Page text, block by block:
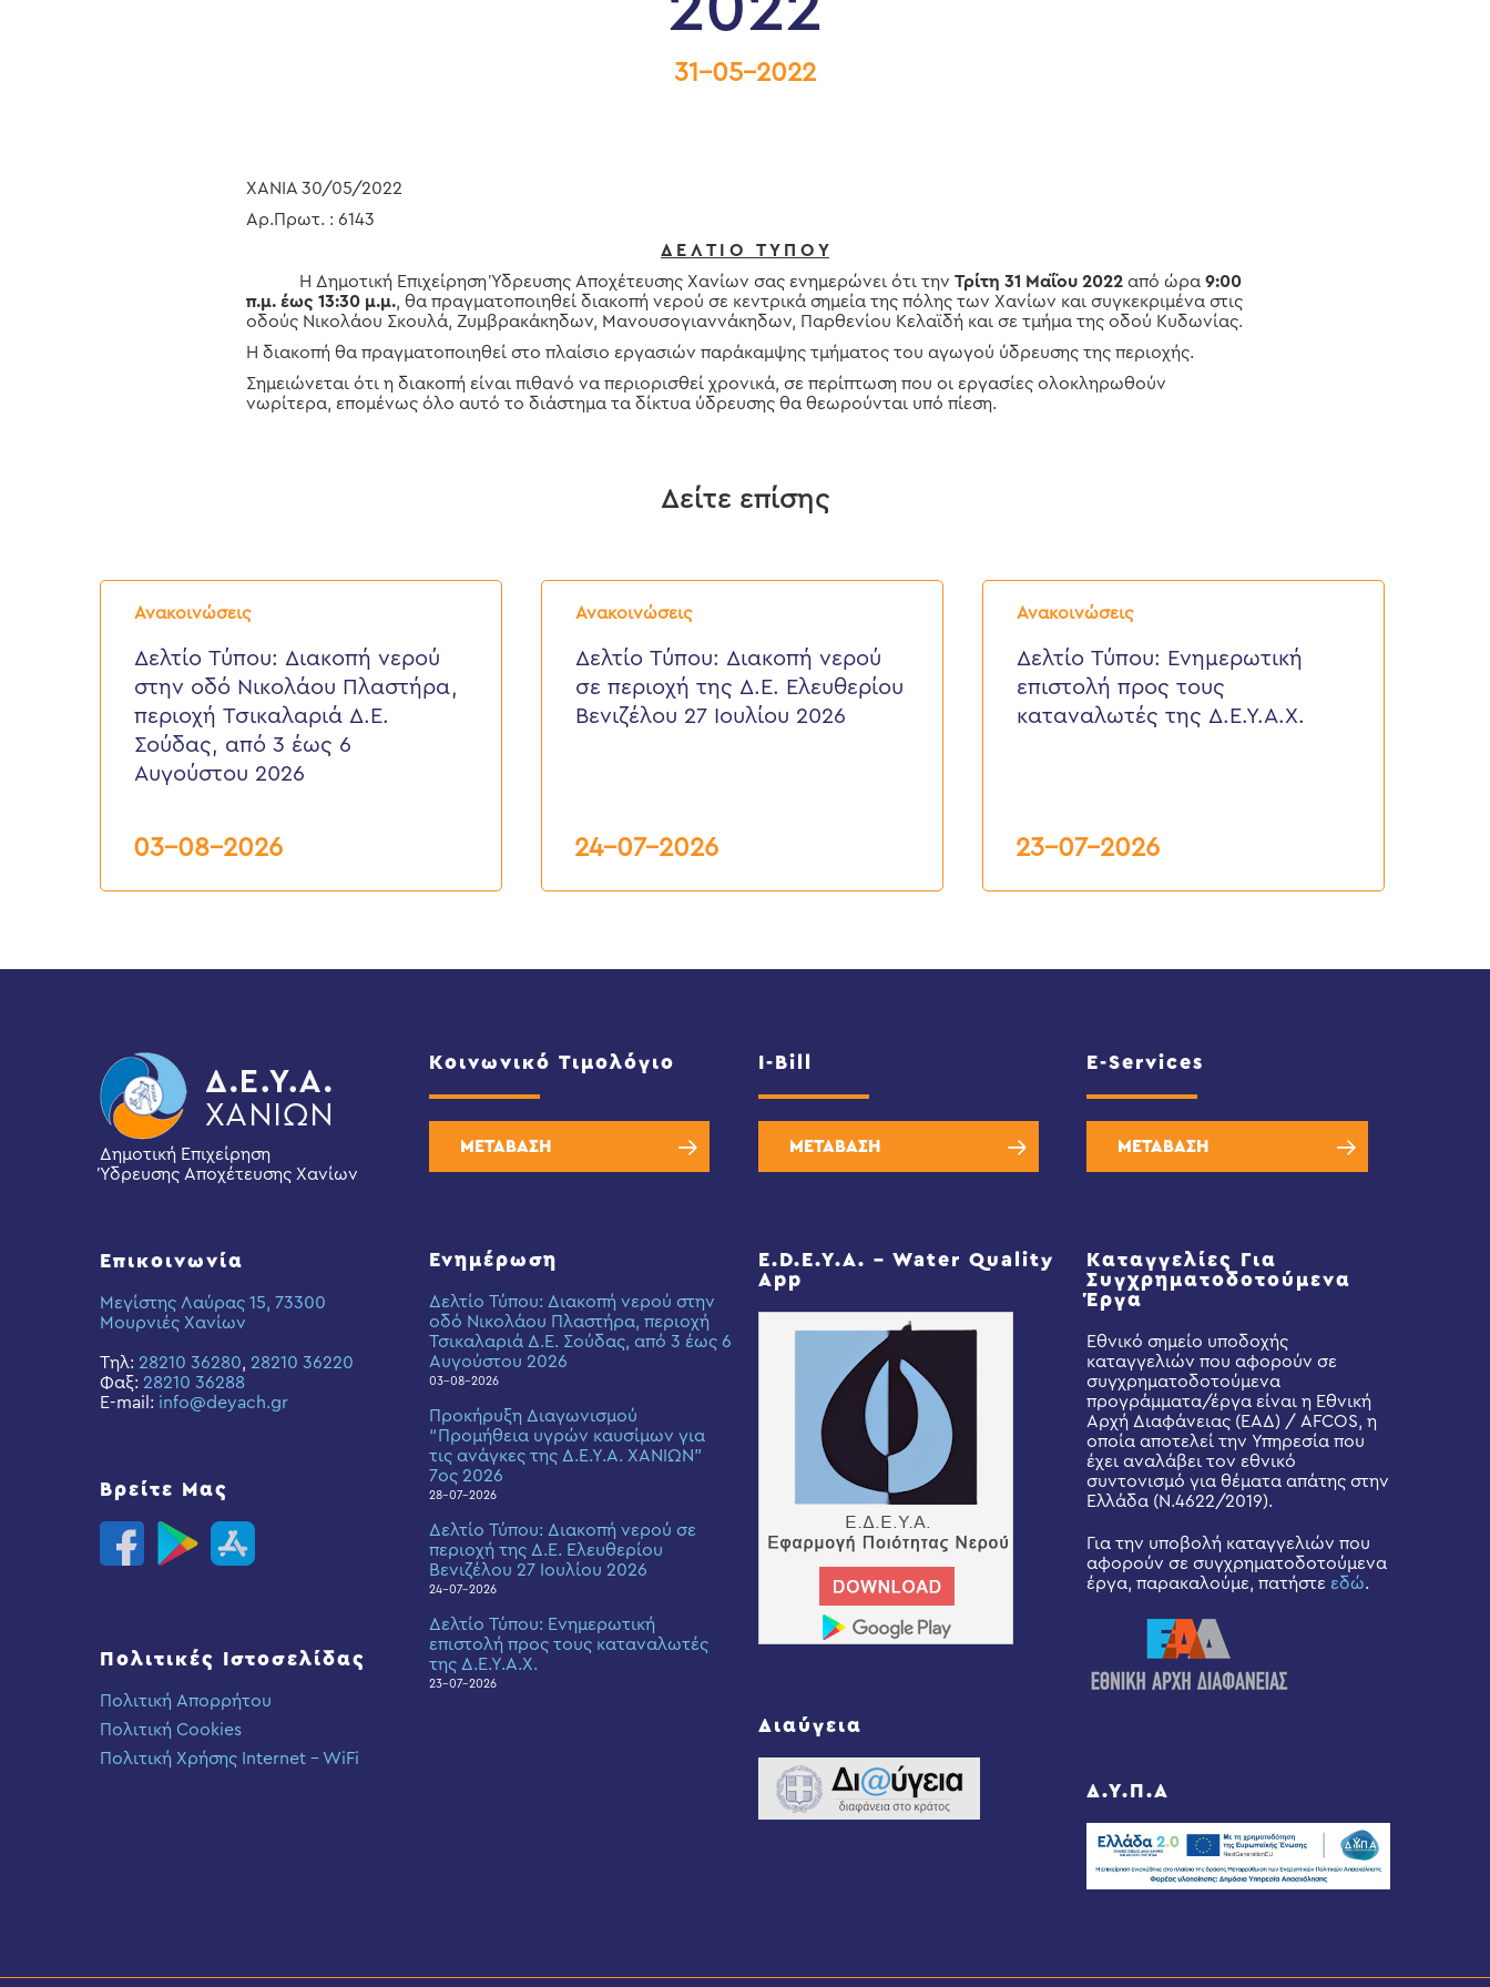
31-05-2022
ΧΑΝΙΑ 30/05/2022
Αρ.Πρωτ. : 6143
Δ Ε Λ Τ Ι Ο Τ Υ Π Ο Υ
Η Δημοτική Επιχείρηση Ύδρευσης Αποχέτευσης Χανίων σας ενημερώνει ότι την Τρίτη 31 Μαΐου 2022 από ώρα 9:00
π.μ. έως 13:30 μ.μ., θα πραγματοποιηθεί διακοπή νερού σε κεντρικά σημεία της πόλης των Χανίων και συγκεκριμένα στις
οδούς Νικολάου Σκουλά, Ζυμβρακάκηδων, Μανουσογιαννάκηδων, Παρθενίου Κελαϊδή και σε τμήμα της οδού Κυδωνίας.
Η διακοπή θα πραγματοποιηθεί στο πλαίσιο εργασιών παράκαμψης τμήματος του αγωγού ύδρευσης της περιοχής.
Σημειώνεται ότι η διακοπή είναι πιθανό να περιορισθεί χρονικά, σε περίπτωση που οι εργασίες ολοκληρωθούν
νωρίτερα, επομένως όλο αυτό το διάστημα τα δίκτυα ύδρευσης θα θεωρούνται υπό πίεση.
Δείτε επίσης
Ανακοινώσεις
Δελτίο
Τύπου:
νερού
στην
Νικολάου
Πλαστήρα,
περιοχή
Τσικαλαριά
6
Δελτίο Τύπου: Διακοπή νερού
στην οδό Νικολάου Πλαστήρα,
περιοχή Τσικαλαριά Δ.Ε.
Σούδας, από 3 έως 6
Αυγούστου 2026
03-08-2026
Ανακοινώσεις
Δελτίο
Τύπου:
νερού
περιοχή
Δελτίο Τύπου: Διακοπή νερού
σε περιοχή της Δ.Ε. Ελευθερίου
Βενιζέλου 27 Ιουλίου 2026
24-07-2026
Ανακοινώσεις
Δελτίο
Τύπου:
επιστολή
προς
τους
καταναλωτές
Δελτίο Τύπου: Eνημερωτική
επιστολή προς τους
καταναλωτές της Δ.Ε.Υ.Α.Χ.
23-07-2026
Δημοτική Επιχείρηση
Ύδρευσης Αποχέτευσης Χανίων
Επικοινωνία
Μεγίστης Λαύρας 15, 73300
Μουρνιές Χανίων
Τηλ: 28210 36280, 28210 36220
Φαξ: 28210 36288
E-mail: info@deyach.gr
Βρείτε Μας
Πολιτικές Ιστοσελίδας
Πολιτική Απορρήτου
Πολιτική Cookies
Πολιτική Χρήσης Internet – WiFi
Κοινωνικό Τιμολόγιο
ΜΕΤΑΒΑΣΗ
Ενημέρωση
Δελτίο Τύπου: Διακοπή νερού στην
οδό Νικολάου Πλαστήρα, περιοχή
Τσικαλαριά Δ.Ε. Σούδας, από 3 έως 6
Αυγούστου 2026
03-08-2026
Προκήρυξη Διαγωνισμού
“Προμήθεια υγρών καυσίμων για
τις ανάγκες της Δ.Ε.Υ.Α. ΧΑΝΙΩΝ”
7ος 2026
28-07-2026
Δελτίο Τύπου: Διακοπή νερού σε
περιοχή της Δ.Ε. Ελευθερίου
Βενιζέλου 27 Ιουλίου 2026
24-07-2026
Δελτίο Τύπου: Eνημερωτική
επιστολή προς τους καταναλωτές
της Δ.Ε.Υ.Α.Χ.
23-07-2026
I-Bill
ΜΕΤΑΒΑΣΗ
E.D.E.Y.A. – Water Quality
App
Διαύγεια
E-Services
ΜΕΤΑΒΑΣΗ
Καταγγελίες Για
Συγχρηματοδοτούμενα
Έργα
Εθνικό σημείο υποδοχής
καταγγελιών που αφορούν σε
συγχρηματοδοτούμενα
προγράμματα/έργα είναι η Εθνική
Αρχή Διαφάνειας (ΕΑΔ) / AFCOS, η
οποία αποτελεί την Υπηρεσία που
έχει αναλάβει τον εθνικό
συντονισμό για θέματα απάτης στην
Ελλάδα (Ν.4622/2019).
Για την υποβολή καταγγελιών που
αφορούν σε συγχρηματοδοτούμενα
έργα, παρακαλούμε, πατήστε εδώ.
Δ.Υ.Π.Α